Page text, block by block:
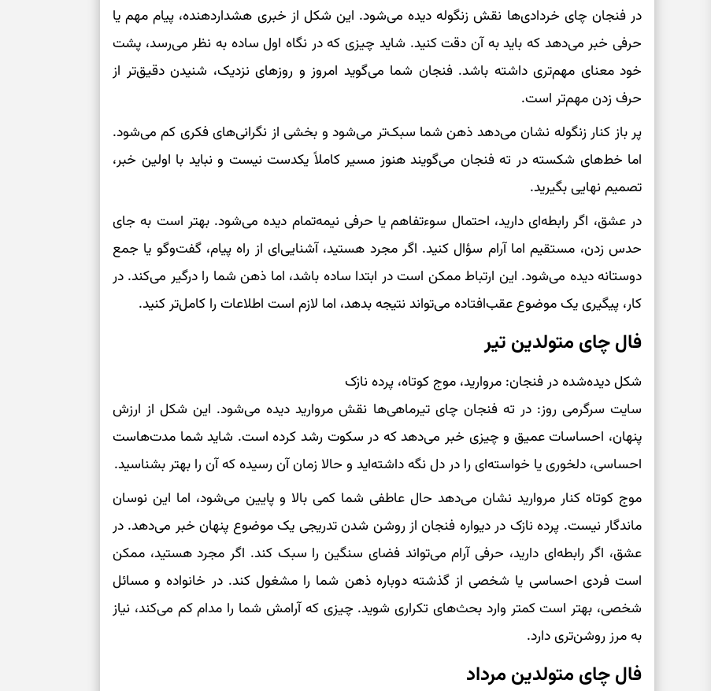
در فنجان چای خردادی‌ها نقش زنگوله دیده می‌شود. این شکل از خبری هشداردهنده، پیام مهم یا
حرفی خبر می‌دهد که باید به آن دقت کنید. شاید چیزی که در نگاه اول ساده به نظر می‌رسد، پشت
خود معنای مهم‌تری داشته باشد. فنجان شما می‌گوید امروز و روزهای نزدیک، شنیدن دقیق‌تر از
حرف زدن مهم‌تر است.
پر باز کنار زنگوله نشان می‌دهد ذهن شما سبک‌تر می‌شود و بخشی از نگرانی‌های فکری کم می‌شود.
اما خط‌های شکسته در ته فنجان می‌گویند هنوز مسیر کاملاً یکدست نیست و نباید با اولین خبر،
تصمیم نهایی بگیرید.
در عشق، اگر رابطه‌ای دارید، احتمال سوءتفاهم یا حرفی نیمه‌تمام دیده می‌شود. بهتر است به جای
حدس زدن، مستقیم اما آرام سؤال کنید. اگر مجرد هستید، آشنایی‌ای از راه پیام، گفت‌وگو یا جمع
دوستانه دیده می‌شود. این ارتباط ممکن است در ابتدا ساده باشد، اما ذهن شما را درگیر می‌کند. در
کار، پیگیری یک موضوع عقب‌افتاده می‌تواند نتیجه بدهد، اما لازم است اطلاعات را کامل‌تر کنید.
فال چای متولدین تیر
شکل دیده‌شده در فنجان: مروارید، موج کوتاه، پرده نازک
سایت سرگرمی روز: در ته فنجان چای تیرماهی‌ها نقش مروارید دیده می‌شود. این شکل از ارزش
پنهان، احساسات عمیق و چیزی خبر می‌دهد که در سکوت رشد کرده است. شاید شما مدت‌هاست
احساسی، دلخوری یا خواسته‌ای را در دل نگه داشته‌اید و حالا زمان آن رسیده که آن را بهتر بشناسید.
موج کوتاه کنار مروارید نشان می‌دهد حال عاطفی شما کمی بالا و پایین می‌شود، اما این نوسان
ماندگار نیست. پرده نازک در دیواره فنجان از روشن شدن تدریجی یک موضوع پنهان خبر می‌دهد. در
عشق، اگر رابطه‌ای دارید، حرفی آرام می‌تواند فضای سنگین را سبک کند. اگر مجرد هستید، ممکن
است فردی احساسی یا شخصی از گذشته دوباره ذهن شما را مشغول کند. در خانواده و مسائل
شخصی، بهتر است کمتر وارد بحث‌های تکراری شوید. چیزی که آرامش شما را مدام کم می‌کند، نیاز
به مرز روشن‌تری دارد.
فال چای متولدین مرداد